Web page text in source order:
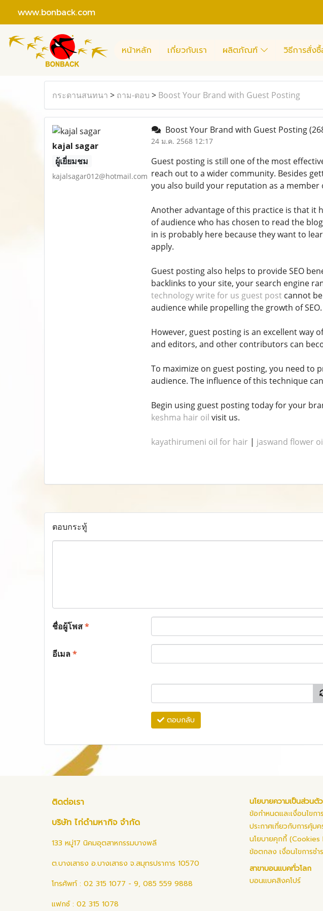
www.bonback.com
หน้าหลัก เกี่ยวกับเรา ผลิตภัณฑ์ วิธีการสั่งซื้
กระดานสนทนา > ถาม-ตอบ > Boost Your Brand with Guest Posting
kajal sagar
ผู้เยี่ยมชม
kajalsagar012@hotmail.com
Boost Your Brand with Guest Posting
24 ม.ค. 2568 12:17
Guest posting is still one of the most
reach out to a wider community. Besides
you also build your reputation as a member
Another advantage of this practice is that it
of audience who has chosen to read the
in is probably here because they want to
apply.
Guest posting also helps to provide SEO
backlinks to your site, your search engine
technology write for us guest postcannot
audience while propelling the growth of SEO.
However, guest posting is an excellent way
and editors, and other contributors can
To maximize on guest posting, you need
audience. The influence of this technique
Begin using guest posting today for your
keshma hair oil visit us.
kayathirumeni oil for hair | jaswand flower
ตอบกระทู้
ชื่อผู้โพส*
อีเมล*
ตอบกลับ
ติดต่อเรา
บริษัท ไก่ดำมหากิจ จำกัด
133 หมู่17 นิคมอุตสาหกรรมบางพลี
ต.บางเสาธง อ.บางเสาธง จ.สมุทรปราการ 10570
โทรศัพท์ : 02 315 1077 - 9, 085 559 9888
แฟกซ์ : 02 315 1078
นโยบายความเป็นส่วนตั
ข้อกำหนดและเงื่อนไขกา
ประกาศเกี่ยวกับการคุ้
นโยบายคุกกี้ (Cookies
ข้อตกลง เงื่อนไขการชำ
สาขาบอนแบคทั่วโลก
บอนแบคสิงคโปร์